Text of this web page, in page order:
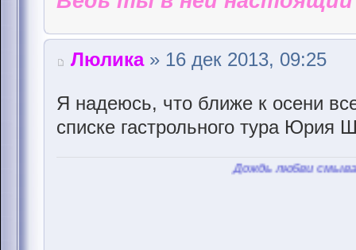
Люлика» 16 дек 2013, 09:25
Я надеюсь, что ближе к осени
списке гастрольного тура Юрия
Дождь любви смывает